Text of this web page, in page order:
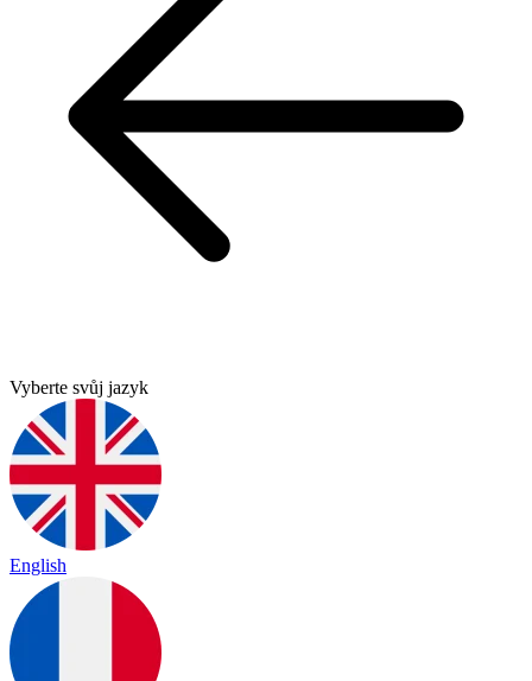
Vyberte svůj jazyk
English